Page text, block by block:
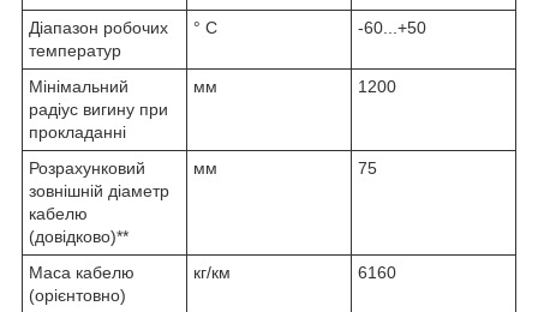
Діапазон робочих
температур
° С -60...+50
Мінімальний
радіус вигину при
прокладанні
мм 1200
Розрахунковий
зовнішній діаметр
кабелю
(довідково)**
мм 75
Маса кабелю
(орієнтовно)
кг/км 6160